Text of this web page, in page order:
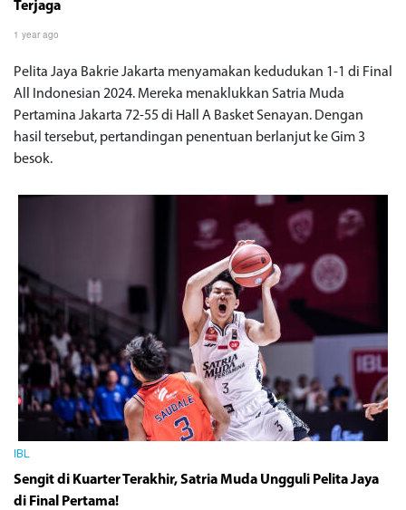
Terjaga
1 year ago
Pelita Jaya Bakrie Jakarta menyamakan kedudukan 1-1 di Final
All Indonesian 2024. Mereka menaklukkan Satria Muda
Pertamina Jakarta 72-55 di Hall A Basket Senayan. Dengan
hasil tersebut, pertandingan penentuan berlanjut ke Gim 3
besok.
IBL
Sengit di Kuarter Terakhir, Satria Muda Ungguli Pelita Jaya
di Final Pertama!